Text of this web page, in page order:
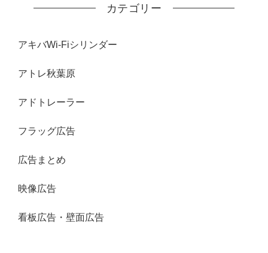
カテゴリー
アキバWi-Fiシリンダー
アトレ秋葉原
アドトレーラー
フラッグ広告
広告まとめ
映像広告
看板広告・壁面広告